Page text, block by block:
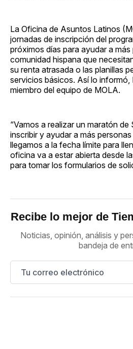
La Oficina de Asuntos Latinos
jornadas de inscripción del
próximos días para ayudar a
comunidad hispana que
su renta atrasada o las planillas
servicios básicos. Así lo informó,
miembro del equipo de MOLA.
“Vamos a realizar un maratón
inscribir y ayudar a más
llegamos a la fecha límite para
oficina va a estar abierta desde
para tomar los formularios de
Recibe lo mejor de
Noticias, opinión, análisis y
bandeja de